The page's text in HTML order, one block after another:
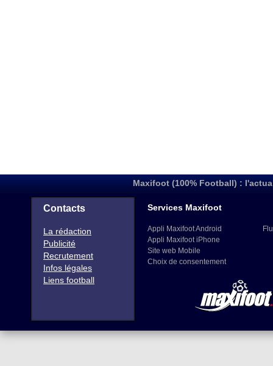
Maxifoot (100% Football) :
Contacts
La rédaction
Publicité
Recrutement
Infos légales
Liens football
Services Maxifoot
Appli Maxifoot Android
Appli Maxifoot iPhone
Site web Mobile
Choix de consentement